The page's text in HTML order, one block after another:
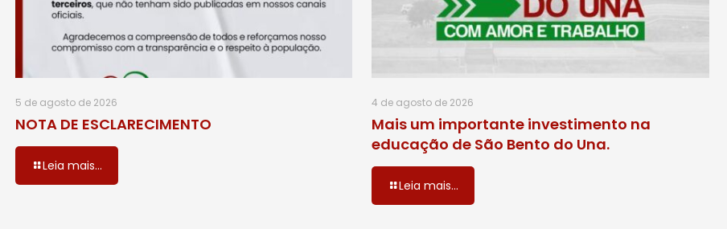
5 de agosto de 2026
NOTA DE ESCLARECIMENTO
Leia mais...
4 de agosto de 2026
Mais um importante investimento na
educação de São Bento do Una.
Leia mais...